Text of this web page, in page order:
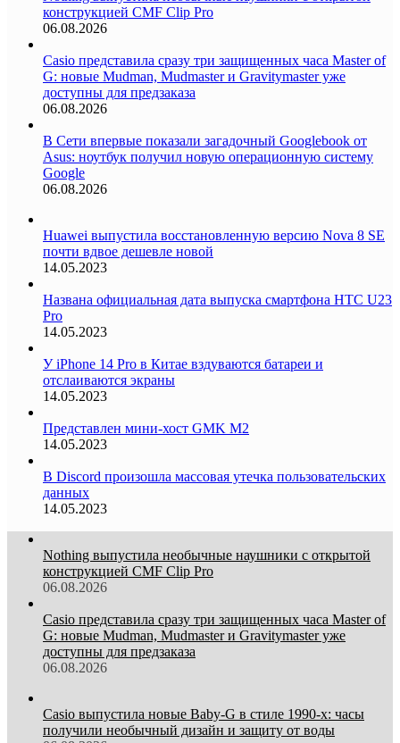
конструкцией CMF Clip Pro
06.08.2026
Casio представила сразу три защищенных часа Master of
G: новые Mudman, Mudmaster и Gravitymaster уже
доступны для предзаказа
06.08.2026
В Сети впервые показали загадочный Googlebook от
Asus: ноутбук получил новую операционную систему
Google
06.08.2026
Huawei выпустила восстановленную версию Nova 8 SE
почти вдвое дешевле новой
14.05.2023
Названа официальная дата выпуска смартфона HTC U23
Pro
14.05.2023
У iPhone 14 Pro в Китае вздуваются батареи и
отслаиваются экраны
14.05.2023
Представлен мини-хост GMK M2
14.05.2023
В Discord произошла массовая утечка пользовательских
данных
14.05.2023
Nothing выпустила необычные наушники с открытой
конструкцией CMF Clip Pro
06.08.2026
Casio представила сразу три защищенных часа Master of
G: новые Mudman, Mudmaster и Gravitymaster уже
доступны для предзаказа
06.08.2026
Casio выпустила новые Baby-G в стиле 1990-х: часы
получили необычный дизайн и защиту от воды